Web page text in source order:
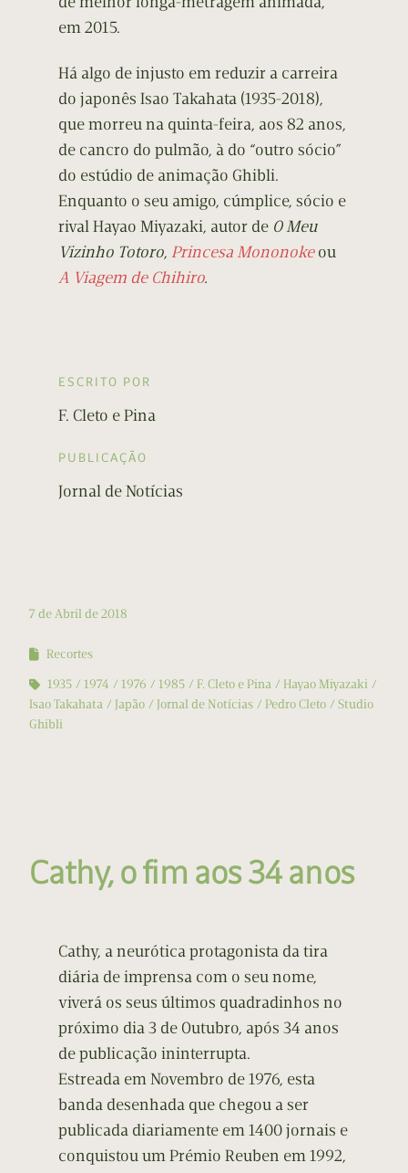
em 2015.
Há algo de injusto em reduzir a carreira
do japonês Isao Takahata (1935-2018),
que morreu na quinta-feira, aos 82 anos,
de cancro do pulmão, à do “outro sócio”
do estúdio de animação Ghibli.
Enquanto o seu amigo, cúmplice, sócio e
rival Hayao Miyazaki, autor de O Meu
Vizinho Totoro, Princesa Mononokeou
A Viagem de Chihiro.
ESCRITO POR
F. Cleto e Pina
PUBLICAÇÃO
Jornal de Notícias
7 de Abril de 2018
Recortes
1935
1974 1976 1985 F. Cleto e Pina
Hayao Miyazaki
Isao Takahata
Japão Jornal de Notícias Pedro Cleto
Studio
Ghibli
Cathy, o fim aos 34 anos
Cathy, a neurótica protagonista da tira
diária de imprensa com o seu nome,
viverá os seus últimos quadradinhos no
próximo dia 3 de Outubro, após 34 anos
de publicação ininterrupta.
Estreada em Novembro de 1976, esta
banda desenhada que chegou a ser
publicada diariamente em 1400 jornais e
conquistou um Prémio Reuben em 1992,